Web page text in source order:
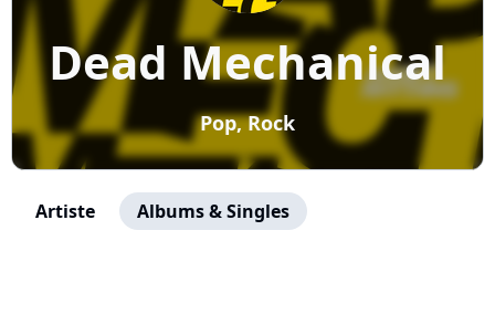
Dead Mechanical
Pop, Rock
Artiste Albums & Singles